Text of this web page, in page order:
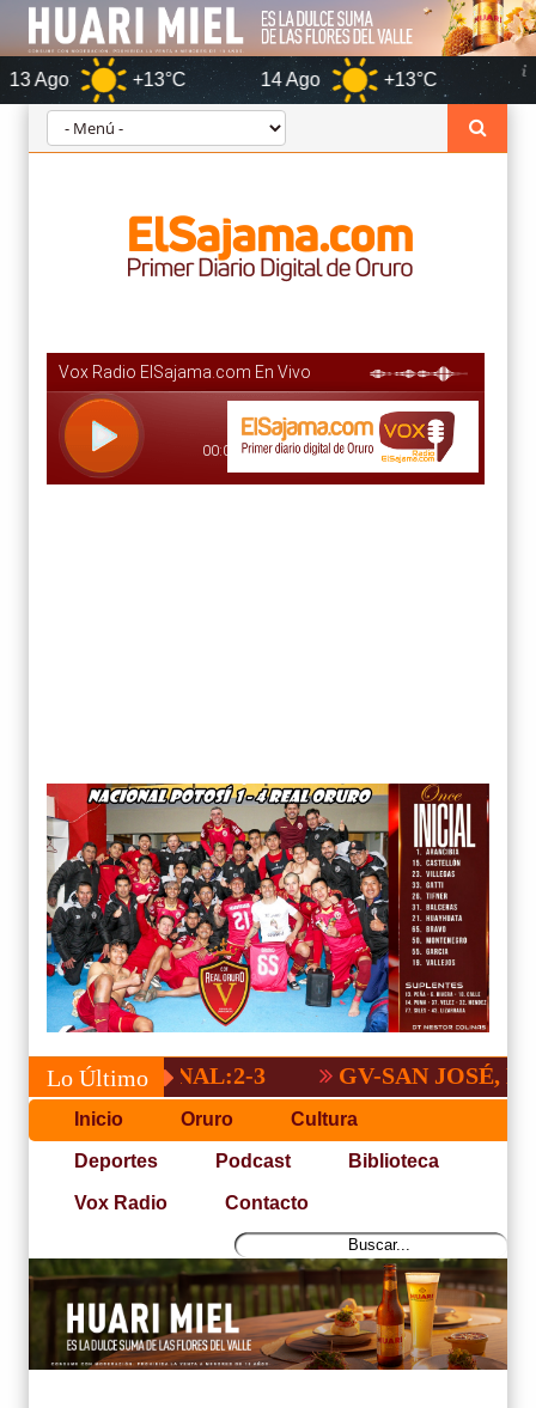
+13°C 14 Ago +13°C
Lo Último
NACIONAL:2-3 GV-SAN JOSÉ, NO
Inicio Oruro Cultura
Deportes Podcast Biblioteca
Vox Radio Contacto